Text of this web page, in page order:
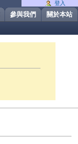
關於本站
參與我們
登入